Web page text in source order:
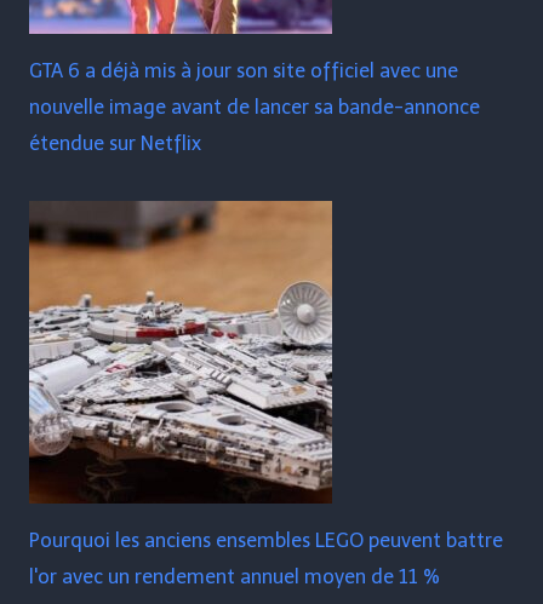
GTA 6 a déjà mis à jour son site officiel avec une
nouvelle image avant de lancer sa bande-annonce
étendue sur Netflix
Pourquoi les anciens ensembles LEGO peuvent battre
l'or avec un rendement annuel moyen de 11 %